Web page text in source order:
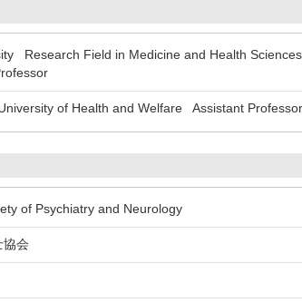
Research Field in Medicine and Health
of Health and Welfare Assistant Professor
of Psychiatry and Neurology
会